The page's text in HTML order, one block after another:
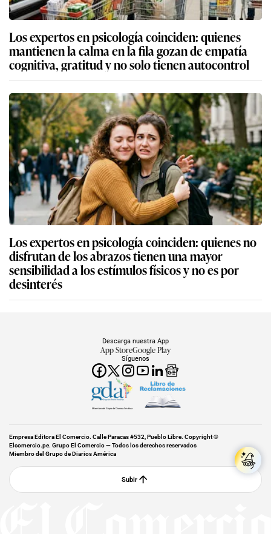
Los expertos en psicología coinciden: quienes
mantienen la calma en la fila gozan de empatía
cognitiva, gratitud y no solo tienen autocontrol
Los expertos en psicología coinciden: quienes no
disfrutan de los abrazos tienen una mayor
sensibilidad a los estímulos físicos y no es por
desinterés
Síguenos
Descarga nuestra App
App StoreGoogle Play
Miembro del Grupo de Diarios América
Empresa Editora El Comercio. Calle Paracas #532, Pueblo Libre. Copyright ©
Elcomercio.pe. Grupo El Comercio — Todos los derechos reservados
Miembro del Grupo de Diarios América
Subir